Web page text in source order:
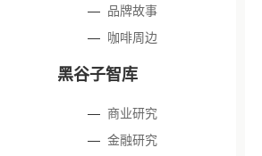
— 品牌故事
— 咖啡周边
黑谷子智库
— 商业研究
—金融研究